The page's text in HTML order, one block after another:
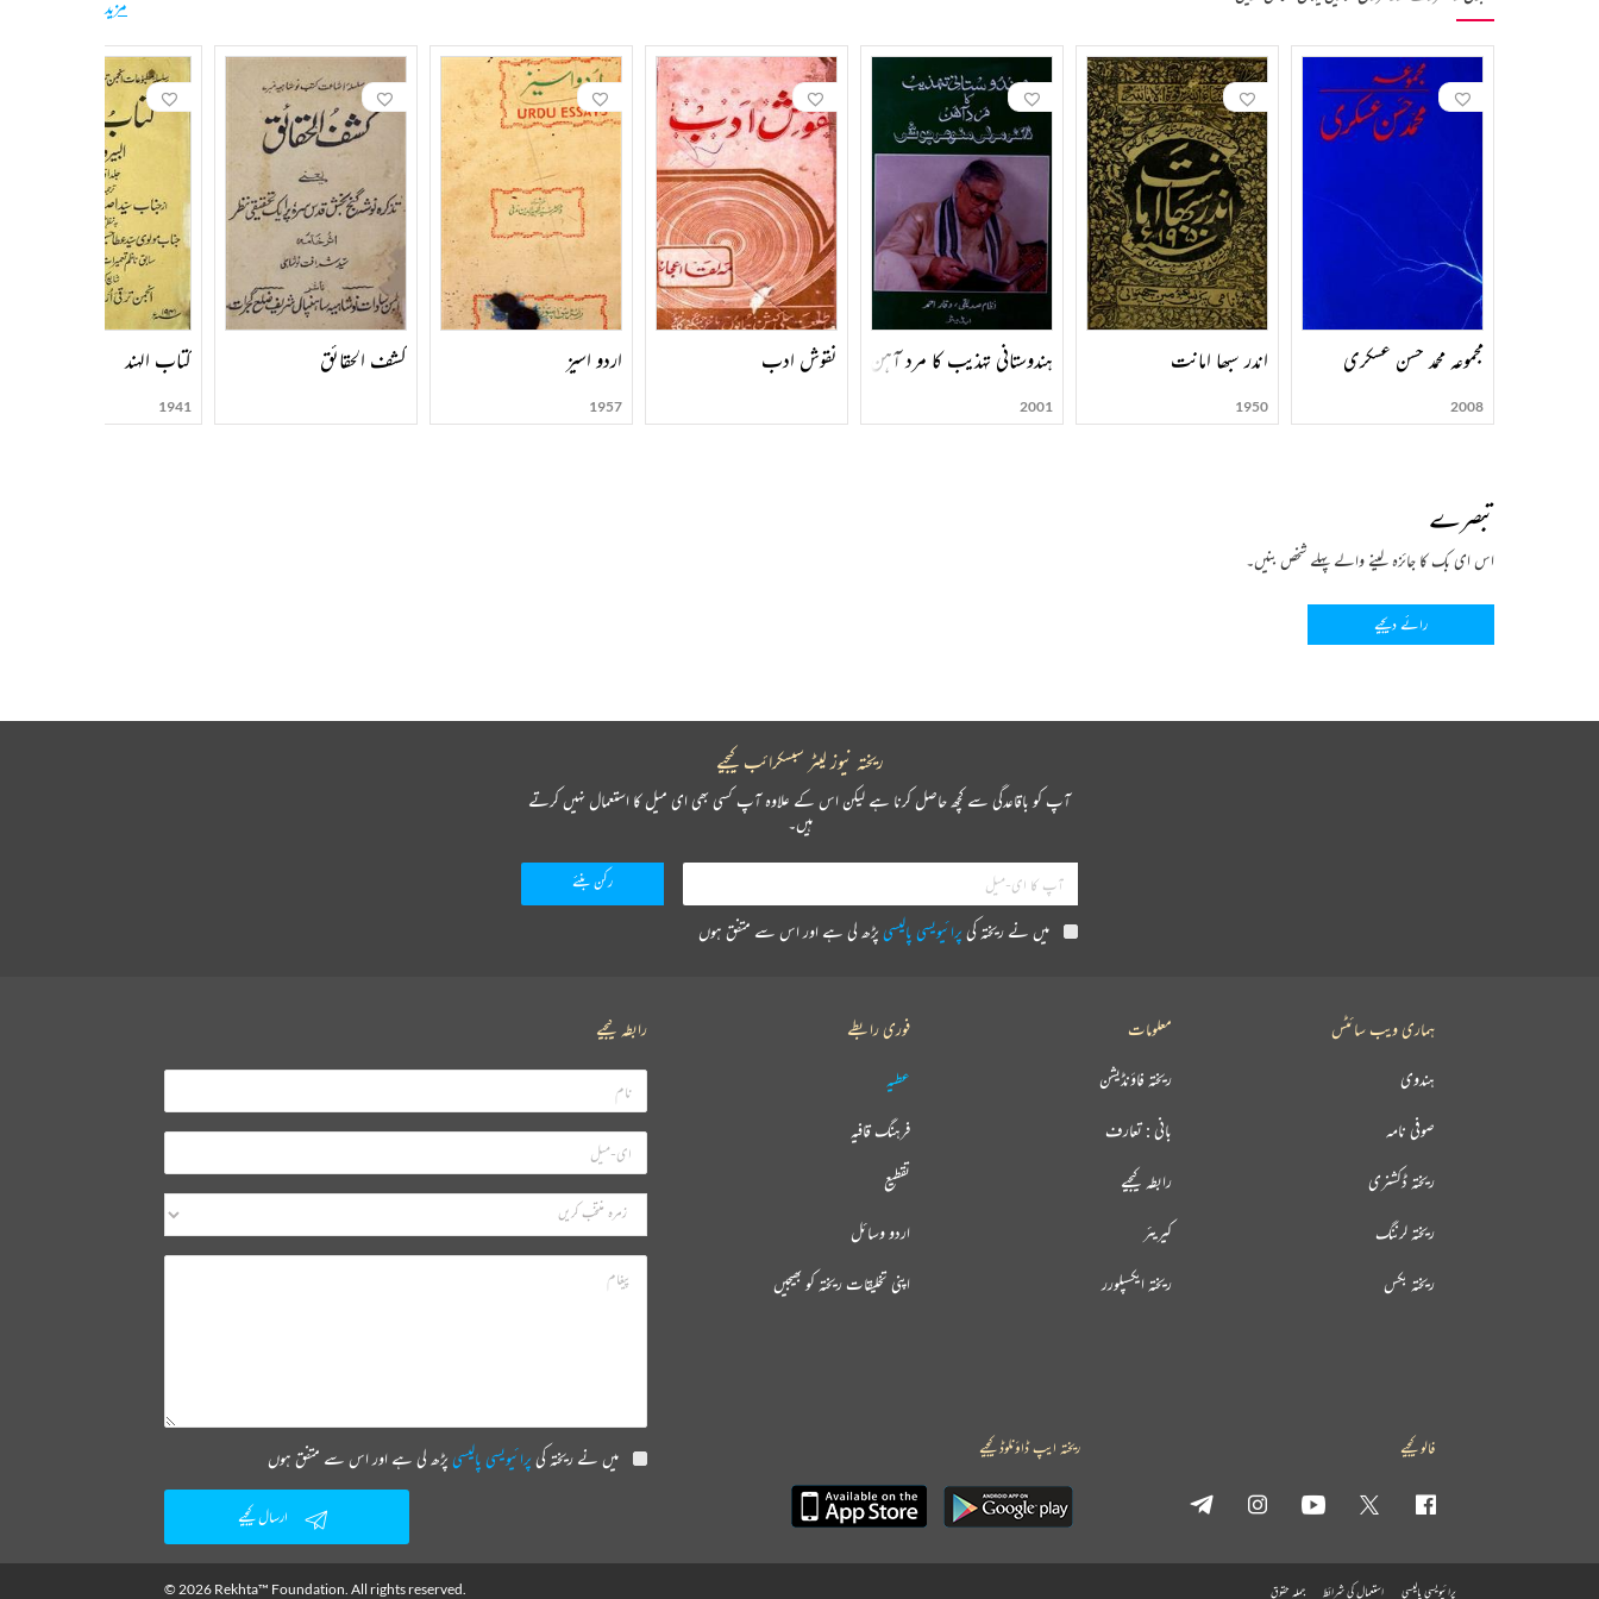
مزید
مجموعہ محمد حسن عسکری
2008
اندر سبھا امانت
1950
ہندوستانی تہذیب کا مرد آہن ڈاکٹر مرلی منوہر جوشی
2001
نقوش ادب اردو اسیز
1957
کشف الحقائق کتاب الہند
1941
تبصرے
اس ای بک کا جائزہ لینے والے پہلے شخص بنیں۔
رائے دیجیے
ریختہ نیوز لیٹر سبسکرائب کیجیے
آپ کو باقاعدگی سے کچھ حاصل کرنا ہے لیکن اس کے علاوہ آپ کسی بھی ای میل کا استعمال نہیں کرتے
ہیں۔
میں نے ریختہ کیپرائیویسی پالیسیپڑھ لی ہے اور اس سے متفق ہوں
فوری رابطے
عطیہ
فرہنگ قافیہ
تقطیع
اردو وسائل
اپنی تخلیقات ریختہ کو بھیجیں
معلومات
ریختہ فاؤنڈیشن
بانی : تعارف
رابطہ کیجیے
کیریئر
ریختہ ایکسپلورر
ہماری ویب سائٹس
ہندوی
صوفی نامہ
ریختہ ڈکشنری
ریختہ لرننگ
ریختہ بکس
رابطہ کیجیے
میں نے ریختہ کیپرائیویسی پالیسیپڑھ لی ہے اور اس سے متفق ہوں
ارسال کیجیے
فالو کیجیے ریختہ ایپ ڈاؤنلوڈ کیجیے
پرائیویسی پالیسی استعمال کی شرائط جملہ حقوق © 2026 Rekhta™ Foundation. All rights reserved.